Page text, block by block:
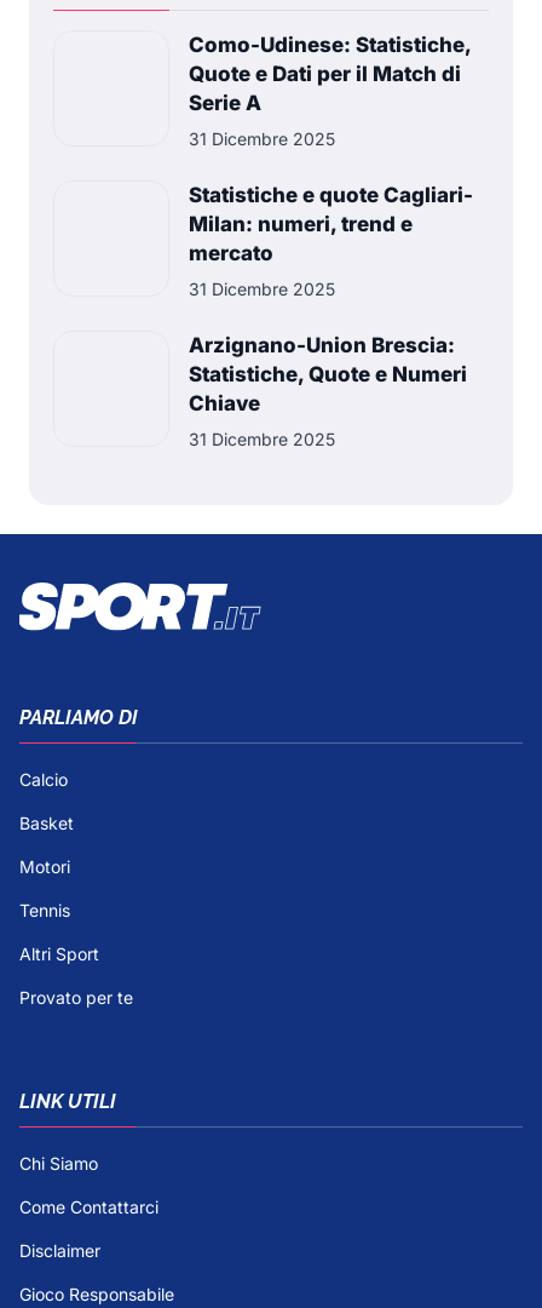
Como-Udinese: Statistiche,
Quote e Dati per il Match di
Serie A
31 Dicembre 2025
Statistiche e quote Cagliari-
Milan: numeri, trend e
mercato
31 Dicembre 2025
Arzignano-Union Brescia:
Statistiche, Quote e Numeri
Chiave
31 Dicembre 2025
PARLIAMO DI
Calcio
Basket
Motori
Tennis
Altri Sport
Provato per te
LINK UTILI
Chi Siamo
Come Contattarci
Disclaimer
Gioco Responsabile